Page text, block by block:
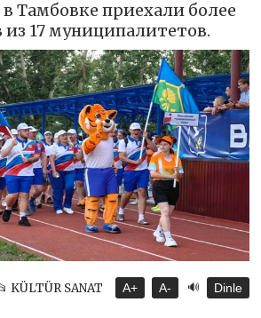
Тамбовке приехали более
из 17 муниципалитетов.
KÜLTÜR SANAT A+ A- 🔊 Dinle